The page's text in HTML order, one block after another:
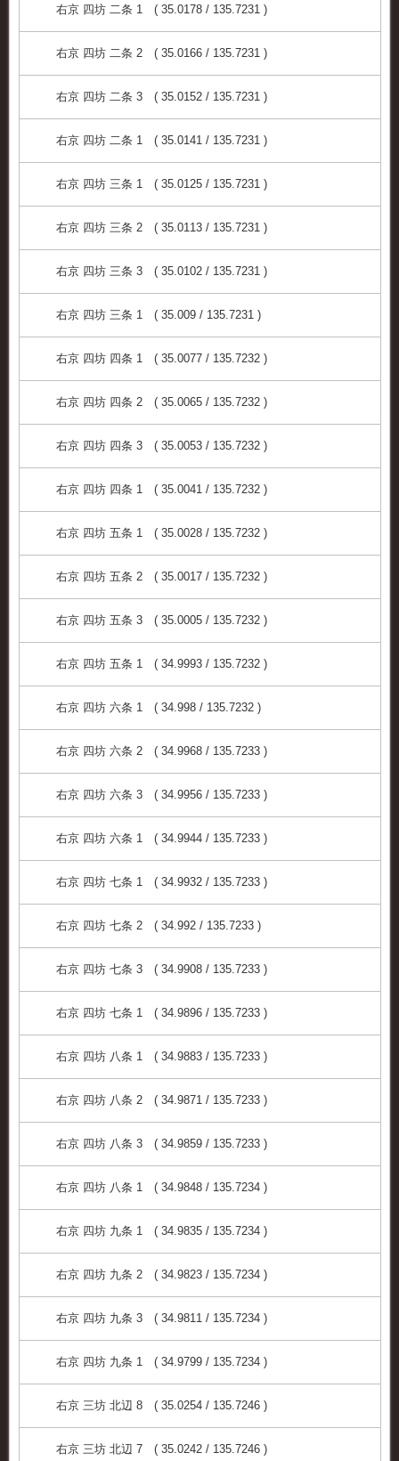
右京 四坊 二条 1 ( 35.0178 / 135.7231 )
右京 四坊 二条 2 ( 35.0166 / 135.7231 )
右京 四坊 二条 3 ( 35.0152 / 135.7231 )
右京 四坊 二条 1 ( 35.0141 / 135.7231 )
右京 四坊 三条 1 ( 35.0125 / 135.7231 )
右京 四坊 三条 2 ( 35.0113 / 135.7231 )
右京 四坊 三条 3 ( 35.0102 / 135.7231 )
右京 四坊 三条 1 ( 35.009 / 135.7231 )
右京 四坊 四条 1 ( 35.0077 / 135.7232 )
右京 四坊 四条 2 ( 35.0065 / 135.7232 )
右京 四坊 四条 3 ( 35.0053 / 135.7232 )
右京 四坊 四条 1 ( 35.0041 / 135.7232 )
右京 四坊 五条 1 ( 35.0028 / 135.7232 )
右京 四坊 五条 2 ( 35.0017 / 135.7232 )
右京 四坊 五条 3 ( 35.0005 / 135.7232 )
右京 四坊 五条 1 ( 34.9993 / 135.7232 )
右京 四坊 六条 1 ( 34.998 / 135.7232 )
右京 四坊 六条 2 ( 34.9968 / 135.7233 )
右京 四坊 六条 3 ( 34.9956 / 135.7233 )
右京 四坊 六条 1 ( 34.9944 / 135.7233 )
右京 四坊 七条 1 ( 34.9932 / 135.7233 )
右京 四坊 七条 2 ( 34.992 / 135.7233 )
右京 四坊 七条 3 ( 34.9908 / 135.7233 )
右京 四坊 七条 1 ( 34.9896 / 135.7233 )
右京 四坊 八条 1 ( 34.9883 / 135.7233 )
右京 四坊 八条 2 ( 34.9871 / 135.7233 )
右京 四坊 八条 3 ( 34.9859 / 135.7233 )
右京 四坊 八条 1 ( 34.9848 / 135.7234 )
右京 四坊 九条 1 ( 34.9835 / 135.7234 )
右京 四坊 九条 2 ( 34.9823 / 135.7234 )
右京 四坊 九条 3 ( 34.9811 / 135.7234 )
右京 四坊 九条 1 ( 34.9799 / 135.7234 )
右京 三坊 北辺 8 ( 35.0254 / 135.7246 )
右京 三坊 北辺 7 ( 35.0242 / 135.7246 )